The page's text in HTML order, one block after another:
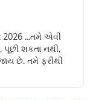
2026 ...તમે એવી
પૂછી શકતા નથી,
છે. તમે ફરીથી